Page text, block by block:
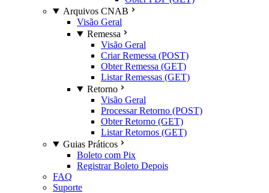
Arquivos CNAB
Visão Geral
Remessa
Visão Geral
Criar Remessa (POST)
Obter Remessa (GET)
Listar Remessas (GET)
Retorno
Visão Geral
Processar Retorno (POST)
Obter Retorno (GET)
Listar Retornos (GET)
Guias Práticos
Boleto com Pix
Registrar Boleto Depois
FAQ
Suporte